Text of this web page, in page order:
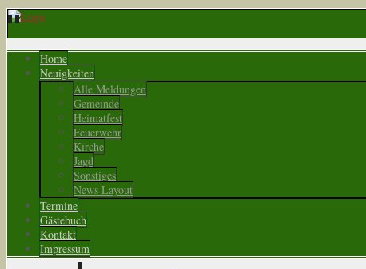
Home
Neuigkeiten
Alle Meldungen
Gemeinde
Heimatfest
Feuerwehr
Kirche
Jagd
Sonstiges
News Layout
Termine
Gästebuch
Kontakt
Impressum